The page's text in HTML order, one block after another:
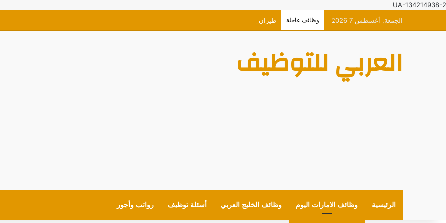
UA-134214938-2
الجمعة, أغسطس 7 2026
وظائف عاجلة طيران الاتحاد وظائف للمواطنين شروط العمل وايميل التقديم
العربي للتوظيف
الرئيسية وظائف الامارات اليوم وظائف الخليج العربي أسئلة توظيف رواتب وأجور